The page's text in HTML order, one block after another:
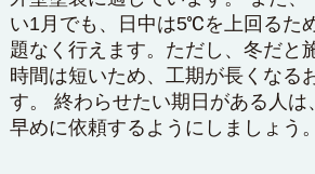
い1月でも、日中は5℃を上回るた
題なく行えます。ただし、冬だと
時間は短いため、工期が長くなる
す。 終わらせたい期日がある人は
早めに依頼するようにしましょう。